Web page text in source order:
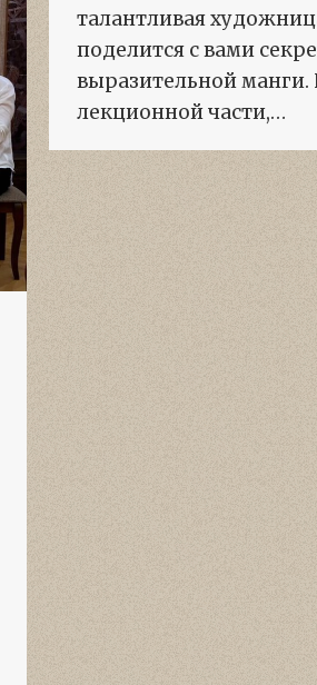
талантливая
поделится с вами
выразительной манги.
лекционной части,…